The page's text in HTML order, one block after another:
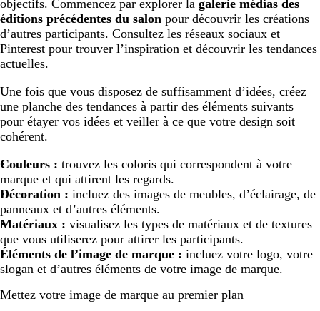
objectifs. Commencez par explorer la galerie médias des
éditions précédentes du salon pour découvrir les créations
d’autres participants. Consultez les réseaux sociaux et
Pinterest pour trouver l’inspiration et découvrir les tendances
actuelles.
Une fois que vous disposez de suffisamment d’idées, créez
une planche des tendances à partir des éléments suivants
pour étayer vos idées et veiller à ce que votre design soit
cohérent.
Couleurs : trouvez les coloris qui correspondent à votre
marque et qui attirent les regards.
Décoration : incluez des images de meubles, d’éclairage, de
panneaux et d’autres éléments.
Matériaux : visualisez les types de matériaux et de textures
que vous utiliserez pour attirer les participants.
Éléments de l’image de marque : incluez votre logo, votre
slogan et d’autres éléments de votre image de marque.
Mettez votre image de marque au premier plan